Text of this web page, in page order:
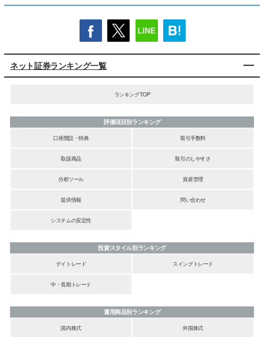
ネット証券ランキング一覧
ランキングTOP
評価項目別ランキング
口座開設・特典
取引手数料
取扱商品 取引のしやすさ
分析ツール 資産管理
提供情報 問い合わせ
システムの安定性
投資スタイル別ランキング
デイトレード
スイングトレード
中・長期トレード
運用商品別ランキング
国内株式
外国株式